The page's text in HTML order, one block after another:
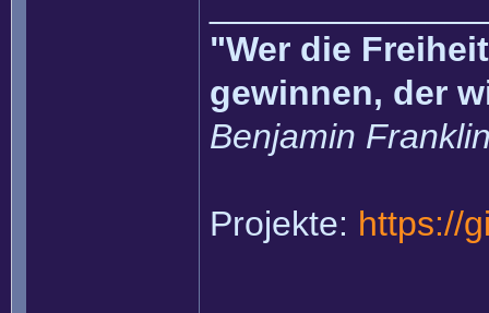
"Wer die
gewinnen, der
Benjamin
Projekte: https://